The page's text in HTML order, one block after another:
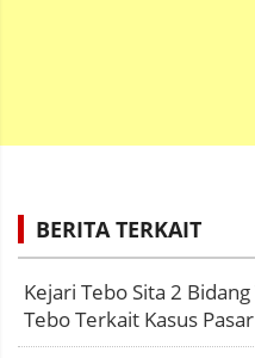
BERITA TERKAIT
Kejari Tebo Sita 2
Tebo Terkait Kasus